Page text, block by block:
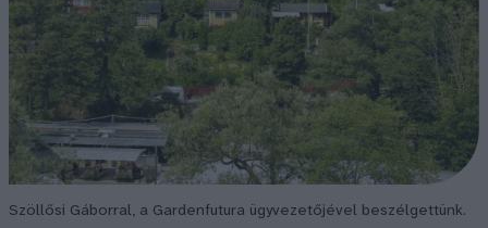
Szöllősi Gáborral, a Gardenfutura ügyvezetőjével beszélgettünk.